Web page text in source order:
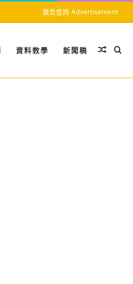
廣告查詢 Advertisement
資料教學 新聞稿 隨機文
搜